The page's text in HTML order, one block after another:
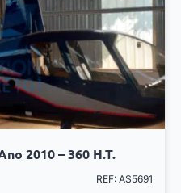
2010 – 360 H.T.
REF: AS5691